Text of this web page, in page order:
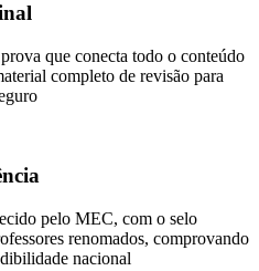
que conecta todo o conteúdo
completo de revisão para
pelo MEC, com o selo
renomados, comprovando
nacional